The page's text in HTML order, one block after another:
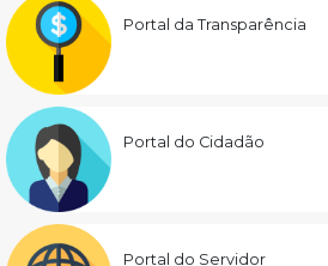
Portal da Transparência
Portal do Cidadão
Portal do Servidor